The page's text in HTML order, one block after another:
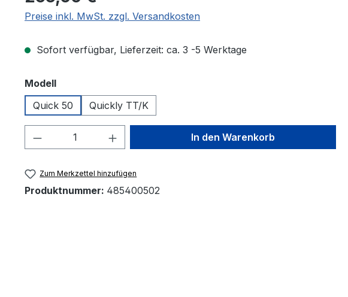
Preise inkl. MwSt. zzgl. Versandkosten
Sofort verfügbar, Lieferzeit: ca. 3 -5 Werktage
Modellauswählen
Quick 50
Quickly TT/K
Produkt Anzahl: Gib den gewünschten Wert
In den Warenkorb
Zum Merkzettel hinzufügen
Produktnummer: 485400502